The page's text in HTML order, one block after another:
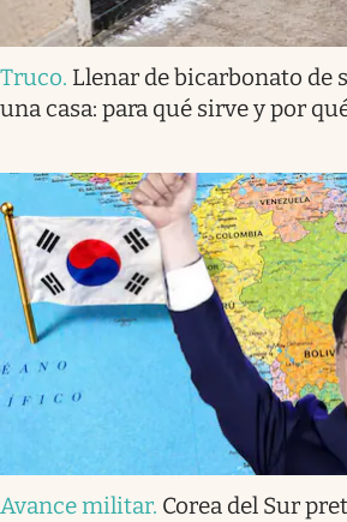
Truco. Llenar de bicarbonato de
una casa: para qué sirve y por
Avance militar. Corea del Sur